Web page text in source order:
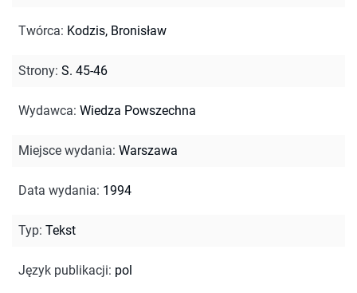
Twórca: Kodzis, Bronisław
Strony: S. 45-46
Wydawca: Wiedza Powszechna
Miejsce wydania: Warszawa
Data wydania: 1994
Typ: Tekst
Język publikacji: pol